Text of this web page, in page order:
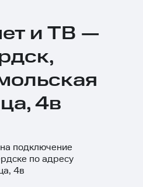
и ТВ —
4в
подключение
по адресу
4в